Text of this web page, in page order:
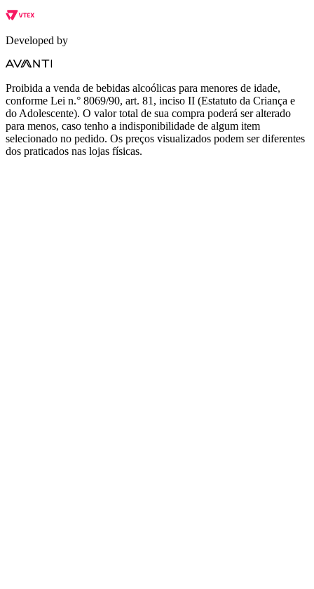
Developed by
Proibida a venda de bebidas alcoólicas para menores de idade,
conforme Lei n.° 8069/90, art. 81, inciso II (Estatuto da Criança e
do Adolescente). O valor total de sua compra poderá ser alterado
para menos, caso tenho a indisponibilidade de algum item
selecionado no pedido. Os preços visualizados podem ser diferentes
dos praticados nas lojas físicas.